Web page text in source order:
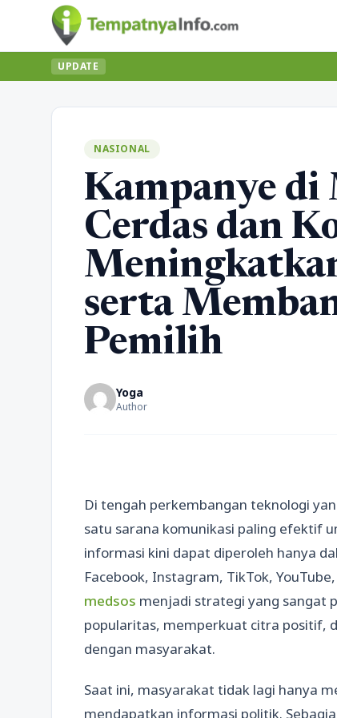
UPDATE
NASIONAL
Kampanye di
Cerdas dan
serta
Pemilih
Yoga
Author
Di tengah perkembangan teknologi
satu sarana komunikasi paling efektif
informasi kini dapat diperoleh hanya
Facebook, Instagram, TikTok,
medsos menjadi strategi yang sangat
popularitas, memperkuat citra positif,
dengan masyarakat.
Saat ini, masyarakat tidak lagi hanya
mendapatkan informasi politik.